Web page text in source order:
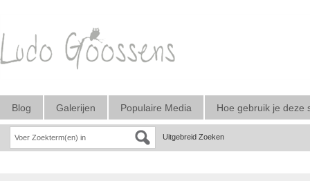
Blog Galerijen Populaire Media Hoe gebruik je deze
Uitgebreid Zoeken